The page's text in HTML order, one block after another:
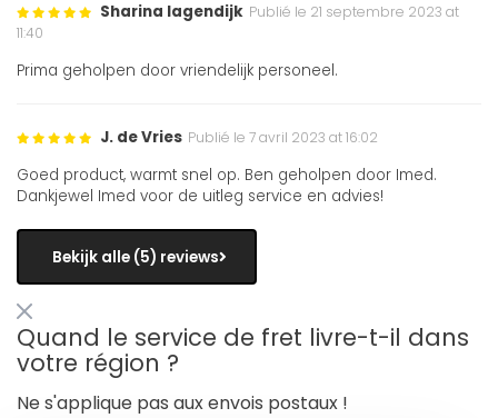
Sharina lagendijk Publié le 21 septembre 2023 at
11:40
Prima geholpen door vriendelijk personeel.
J. de Vries Publié le 7 avril 2023 at 16:02
Goed product, warmt snel op. Ben geholpen door Imed.
Dankjewel Imed voor de uitleg service en advies!
Bekijk alle (5) reviews
Quand le service de fret livre-t-il dans
votre région ?
Ne s'applique pas aux envois postaux !